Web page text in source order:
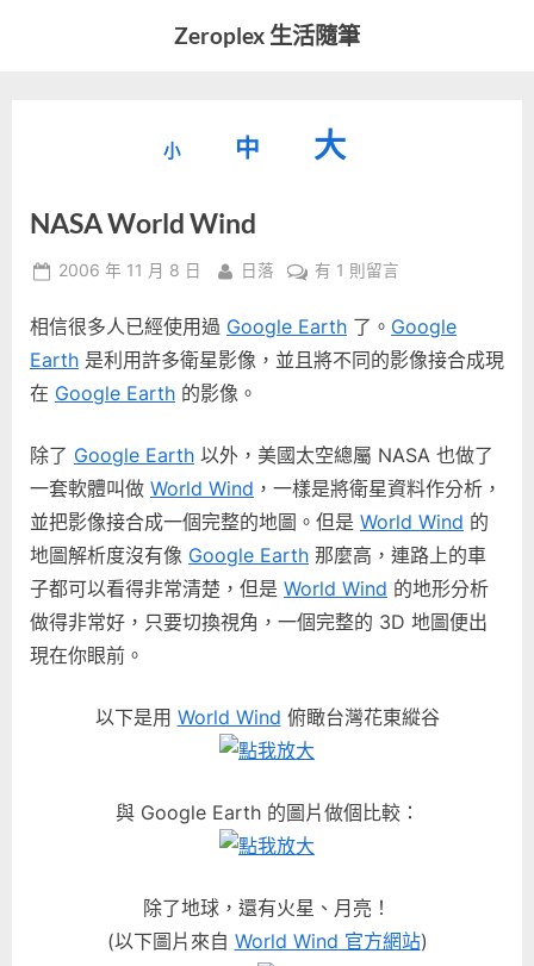
Zeroplex 生活隨筆
發
活
事
小
型
小。
中
重
型
小。
大
字
型
大
NASA World Wind
Posted
2006 年 11 月 8 日 By
日落
在
World
Wind〉
有 1 則留言
相信很多人已經使用過 Google Earth 了。 Google
Earth 是利用許多衛星影像，並且將不同的影像接合成現
在 Google Earth 的影像。
除了 Google Earth 以外，美國太空總屬 NASA 也做了
一套軟體叫做 World Wind ，一樣是將衛星資料作分析，
並把影像接合成一個完整的地圖。但是 World Wind 的
地圖解析度沒有像 Google Earth 那麼高，連路上的車
子都可以看得非常清楚，但是 World Wind 的地形分析
做得非常好，只要切換視角，一個完整的 3D 地圖便出
現在你眼前。
以下是用 World Wind 俯瞰台灣花東縱谷
與 Google Earth 的圖片做個比較：
除了地球，還有火星、月亮！
(以下圖片來自 World Wind 官方網站)